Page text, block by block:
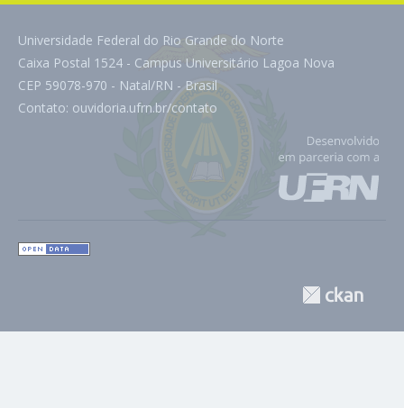
Universidade Federal do Rio Grande do Norte
Caixa Postal 1524 - Campus Universitário Lagoa Nova
CEP 59078-970 - Natal/RN - Brasil
Contato: ouvidoria.ufrn.br/contato